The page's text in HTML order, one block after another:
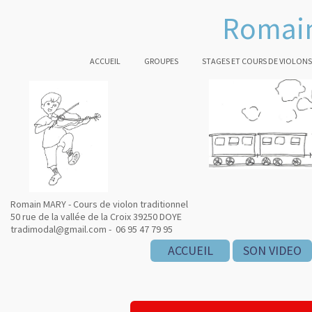
ACCUEIL GROUPES STAGES ET COURS DE
Romain MARY - Cours de violon traditionnel
50 rue de la vallée de la Croix 39250 DOYE
tradimodal@gmail.com - 06 95 47 79 95
ACCUEIL SON VIDEO